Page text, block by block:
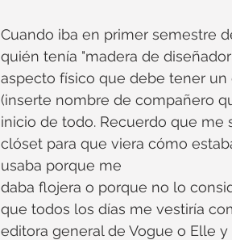
Cuando iba en primer semestre
quién tenía "madera de
aspecto físico que debe tener un
(inserte nombre de compañero
inicio de todo. Recuerdo que me
clóset para que viera cómo
usaba porque me
daba flojera o porque no lo
que todos los días me vestiría
editora general de Vogue o Elle